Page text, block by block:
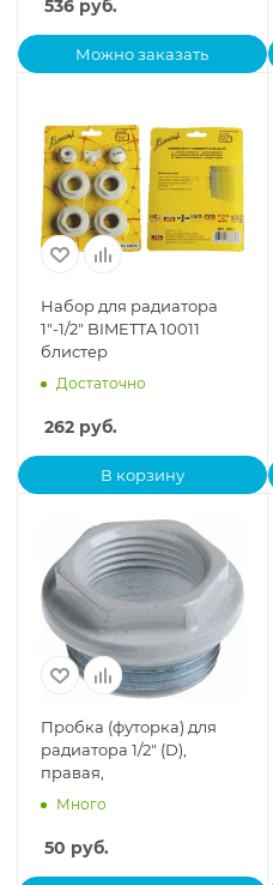
536 руб.
Можно заказать
Набор для радиатора
1"-1/2" BIMETTA 10011
блистер
Достаточно
262 руб.
В корзину
Пробка (футорка) для
радиатора 1/2" (D),
правая,
Много
50 руб.